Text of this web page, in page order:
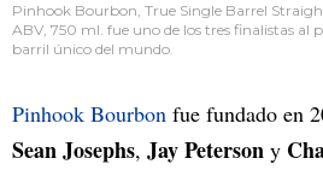
Pinhook Bourbon, True Single Barrel
ABV, 750 ml. fue uno de los tres finalistas al
barril único del mundo.
Pinhook Bourbon fue fundado en
Sean Josephs, Jay Peterson y